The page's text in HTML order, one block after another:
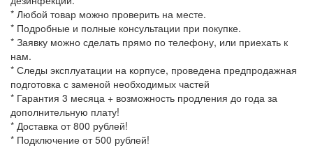
* Любой товар можно проверить на месте.
* Подробные и полные консультации при покупке.
* Заявку можно сделать прямо по телефону, или приехать к
нам.
* Следы эксплуатации на корпусе, проведена предпродажная
подготовка с заменой необходимых частей
* Гарантия 3 месяца + возможность продления до года за
дополнительную плату!
* Доставка от 800 рублей!
* Подключение от 500 рублей!